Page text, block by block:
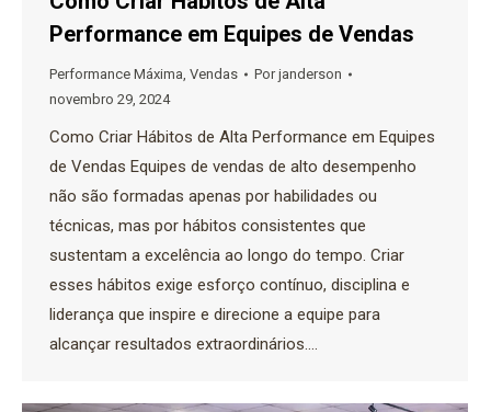
Performance em Equipes de Vendas
Performance Máxima, Vendas Porjanderson
novembro 29, 2024
Como Criar Hábitos de Alta Performance em Equipes
de Vendas Equipes de vendas de alto desempenho
não são formadas apenas por habilidades ou
técnicas, mas por hábitos consistentes que
sustentam a excelência ao longo do tempo. Criar
esses hábitos exige esforço contínuo, disciplina e
liderança que inspire e direcione a equipe para
alcançar resultados extraordinários.…